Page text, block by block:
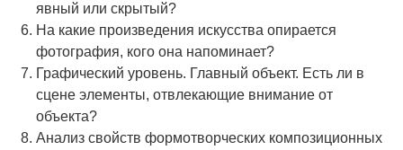
явный или скрытый?
На какие произведения искусства опирается
фотография, кого она напоминает?
Графический уровень. Главный объект. Есть ли в
сцене элементы, отвлекающие внимание от
объекта?
Анализ свойств формотворческих композиционных